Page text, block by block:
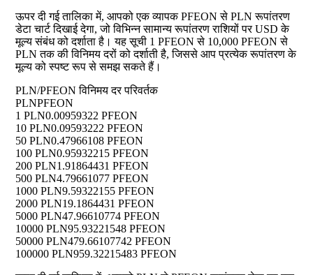
ऊपर दी गई तालिका में, आपको एक व्यापक PFEON से PLN रूपांतरण
डेटा चार्ट दिखाई देगा, जो विभिन्न सामान्य रूपांतरण राशियों पर USD के
मूल्य संबंध को दर्शाता है। यह सूची 1 PFEON से 10,000 PFEON से
PLN तक की विनिमय दरों को दर्शाती है, जिससे आप प्रत्येक रूपांतरण के
मूल्य को स्पष्ट रूप से समझ सकते हैं।
PLN/PFEON विनिमय दर परिवर्तक
PLNPFEON
1 PLN0.00959322 PFEON
10 PLN0.09593222 PFEON
50 PLN0.47966108 PFEON
100 PLN0.95932215 PFEON
200 PLN1.91864431 PFEON
500 PLN4.79661077 PFEON
1000 PLN9.59322155 PFEON
2000 PLN19.1864431 PFEON
5000 PLN47.96610774 PFEON
10000 PLN95.93221548 PFEON
50000 PLN479.66107742 PFEON
100000 PLN959.32215483 PFEON